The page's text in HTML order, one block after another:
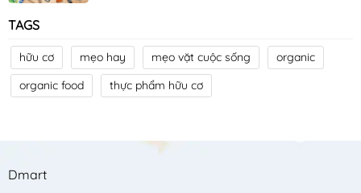
TAGS
hữu cơ mẹo hay mẹo vặt cuộc sống
organic
organic food
thực phẩm hữu cơ
Dmart